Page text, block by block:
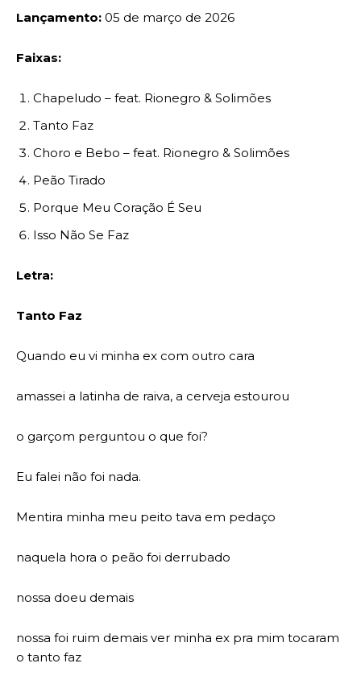
Lançamento: 05 de março de 2026
Faixas:
Chapeludo – feat. Rionegro & Solimões
Tanto Faz
Choro e Bebo – feat. Rionegro & Solimões
Peão Tirado
Porque Meu Coração É Seu
Isso Não Se Faz
Letra:
Tanto Faz
Quando eu vi minha ex com outro cara
amassei a latinha de raiva, a cerveja estourou
o garçom perguntou o que foi?
Eu falei não foi nada.
Mentira minha meu peito tava em pedaço
naquela hora o peão foi derrubado
nossa doeu demais
nossa foi ruim demais ver minha ex pra mim tocaram
o tanto faz